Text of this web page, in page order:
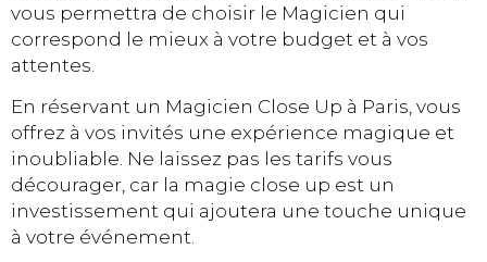
vous permettra de choisir le Magicien qui
correspond le mieux à votre budget et à vos
attentes.
En réservant un Magicien Close Up à Paris, vous
offrez à vos invités une expérience magique et
inoubliable. Ne laissez pas les tarifs vous
décourager, car la magie close up est un
investissement qui ajoutera une touche unique
à votre événement.